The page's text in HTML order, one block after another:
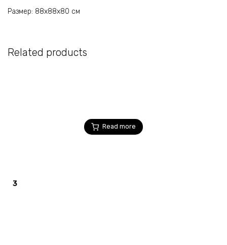
Размер: 88х88х80 см
Related products
Read more
3